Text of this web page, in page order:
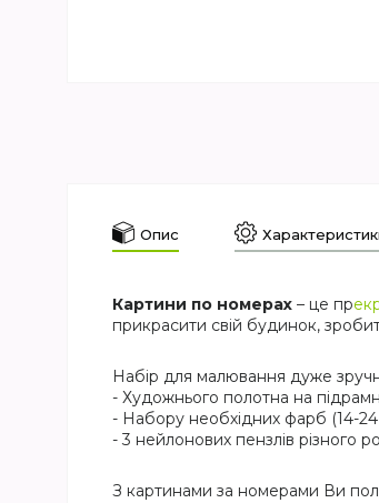
Опис
Картини по номерах – це пр
прикрасити свій будинок,
Набір для малювання дуже
- Художнього полотна на
- Набору необхідних фарб (14-24
- 3 нейлонових пензлів різного
З картинами за номерами Ви